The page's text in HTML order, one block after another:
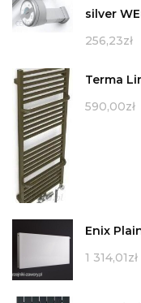
silver
256,23zł
Terma
590,00zł
Enix
1 314,01zł